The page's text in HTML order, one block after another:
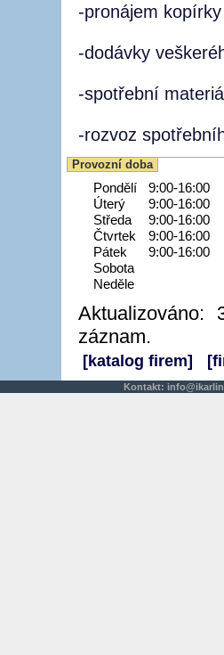
-pronájem
-dodávky
-spotřební
-rozvoz
Provozní doba
Pondělí
9:00-16:00
Úterý
9:00-16:00
Středa
9:00-16:00
Čtvrtek
9:00-16:00
Pátek
9:00-16:00
Sobota
Neděle
Aktualizováno:
záznam.
[katalog firem]
Kontakt: